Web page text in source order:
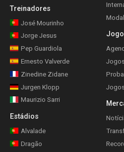
Treinadores
José Mourinho
Jorge Jesus
Pep Guardiola
Ernesto Valverde
Zinedine Zidane
Jurgen Klopp
Maurizio Sarri
Estádios
Alvalade
Dragão